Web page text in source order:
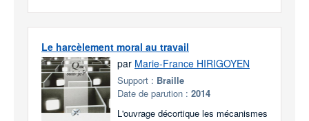
Le harcèlement moral au travail
par Marie-France HIRIGOYEN
Support : Braille
Date de parution : 2014
L'ouvrage décortique les mécanismes